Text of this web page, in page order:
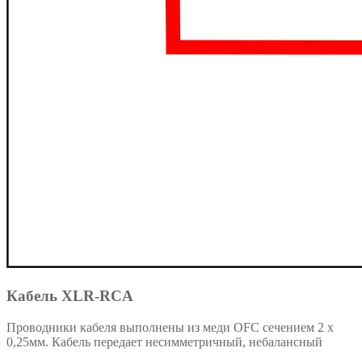
Кабель XLR-RCA
Проводники кабеля выполнены из меди OFC сечением 2 х
0,25мм. Кабель передает несимметричный, небалансный